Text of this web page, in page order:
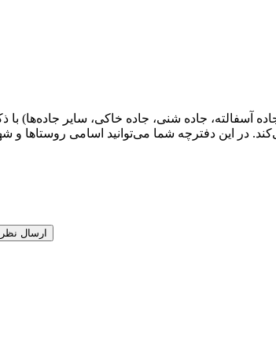
جاده آسفالته، جاده شنی، جاده خاکی، سایر
در این دفترچه شما می‌توانید اسامی روستاها و
ارسال نظر